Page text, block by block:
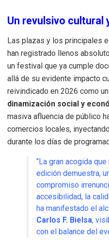
Un revulsivo cultural
Las plazas y los principales
han registrado llenos
un festival que ya cumple
allá de su evidente impacto
reivindicado en 2026 como
dinamización social y
masiva afluencia de público
comercios locales,
durante los días de
“La gran acogida
edición demuestra,
compromiso
accesibilidad, la
ha manifestado el
Carlos F. Bielsa,
con el balance del